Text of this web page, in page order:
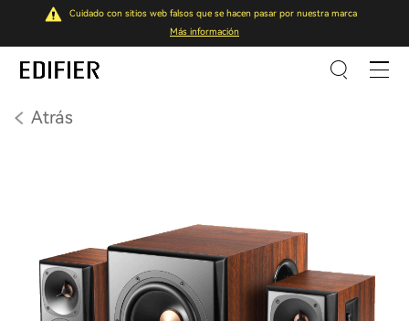
Cuidado con sitios web falsos que se hacen pasar por nuestra marca
Más información
Atrás